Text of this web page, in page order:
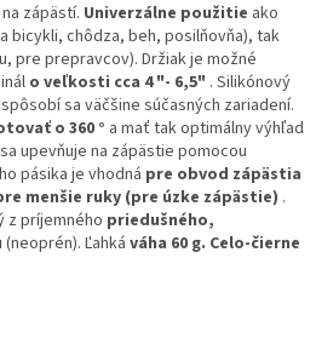
zápästí. Univerzálne použitie ako
bicykli, chôdza, beh, posilňovňa), tak
pre prepravcov). Držiak je možné
o veľkosti cca 4 "- 6,5" . Silikónový
sa väčšine súčasných zariadení.
o 360 ° a mať tak optimálny výhľad
upevňuje na zápästie pomocou
pásika je vhodná pre obvod zápästia
menšie ruky (pre úzke zápästie) .
z príjemného priedušného, ​​
(neoprén). Ľahká váha 60 g. Celo-čierne